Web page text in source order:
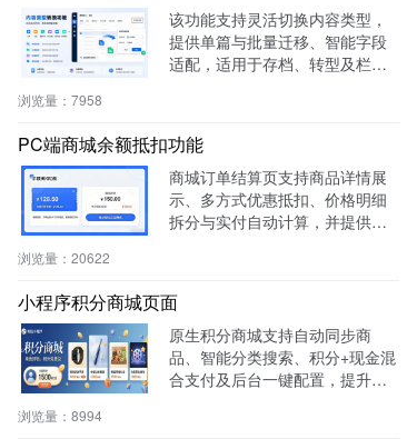
该功能支持灵活切换内容类型，
提供单篇与批量迁移、智能字段
适配，适用于存档、转型及栏目
浏览量： 7958
PC端商城余额抵扣功能
商城订单结算页支持商品详情展
示、多方式优惠抵扣、价格明细
拆分与实付自动计算，并提供支
浏览量： 20622
小程序积分商城页面
原生积分商城支持自动同步商
品、智能分类搜索、积分+现金混
合支付及后台一键配置，提升用
浏览量： 8994